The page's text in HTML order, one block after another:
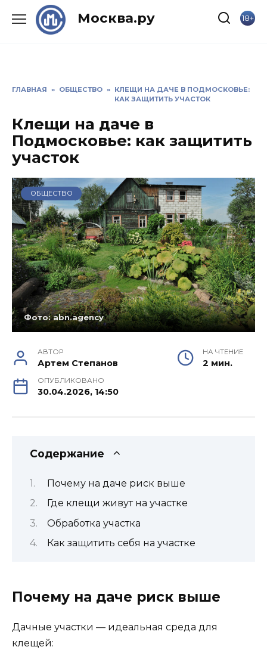
Москва.ру 18+
ГЛАВНАЯ » ОБЩЕСТВО » КЛЕЩИ НА ДАЧЕ В ПОДМОСКОВЬЕ:
КАК ЗАЩИТИТЬ УЧАСТОК
Клещи на даче в
Подмосковье: как защитить
участок
ОБЩЕСТВО
Фото: abn.agency
АВТОР
Артем Степанов
НА ЧТЕНИЕ
2 мин.
ОПУБЛИКОВАНО
30.04.2026, 14:50
Содержание
Почему на даче риск выше
Где клещи живут на участке
Обработка участка
Как защитить себя на участке
Почему на даче риск выше
Дачные участки — идеальная среда для
клещей: